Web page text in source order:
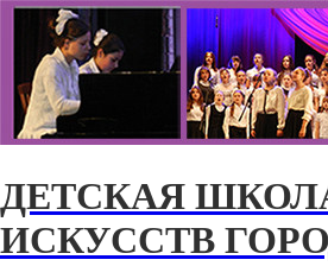
ДЕТСКАЯ
ИСКУССТВ